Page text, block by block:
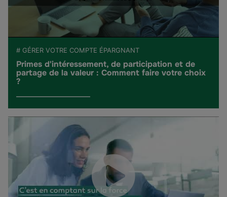
# GÉRER VOTRE COMPTE ÉPARGNANT
Primes d'intéressement, de participation et de
partage de la valeur : Comment faire votre choix
?